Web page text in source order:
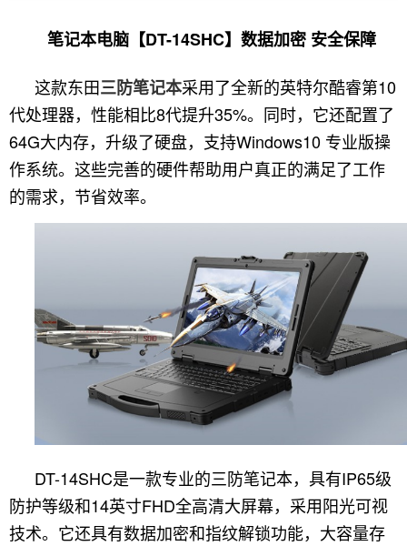
笔记本电脑【DT-14SHC】数据加密 安全保障
这款东田三防笔记本采用了全新的英特尔酷睿第10
代处理器，性能相比8代提升35%。同时，它还配置了
64G大内存，升级了硬盘，支持Windows10 专业版操
作系统。这些完善的硬件帮助用户真正的满足了工作
的需求，节省效率。
DT-14SHC是一款专业的三防笔记本，具有IP65级
防护等级和14英寸FHD全高清大屏幕，采用阳光可视
技术。它还具有数据加密和指纹解锁功能，大容量存